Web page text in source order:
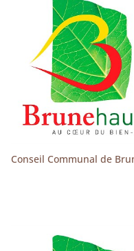
Conseil Communal de